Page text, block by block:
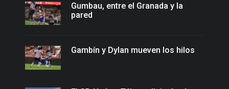
Gumbau, entre el Granada y la
pared
Gambín y Dylan mueven los hilos